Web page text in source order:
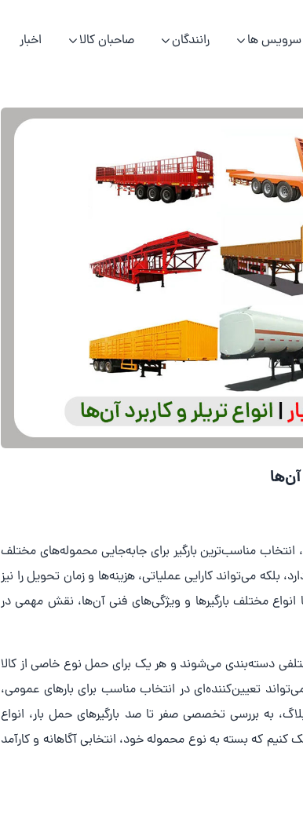
سرویس ها رانندگان صاحبان کالا اخبار
مناسب‌ترین بارگیر برای جابه‌جایی محموله‌های مختلف
بلکه می‌تواند کارایی عملیاتی، هزینه‌ها و زمان تحویل را نیز
مختلف بارگیرها و ویژگی‌های فنی آن‌ها، نقش مهمی در
دسته‌بندی می‌شوند و هر یک برای حمل نوع خاصی از کالا
تعیین‌کننده‌ای در انتخاب مناسب برای بارهای عمومی،
به بررسی تخصصی صفر تا صد بارگیرهای حمل بار، انواع
که بسته به نوع محموله خود، انتخابی آگاهانه و کارآمد